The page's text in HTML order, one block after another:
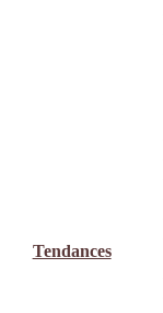
Tendances